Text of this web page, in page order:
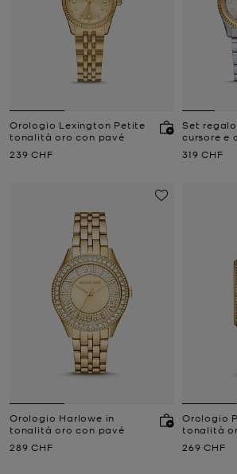
Orologio Lexington Petite
tonalità oro con pavé
Prezzo attuale
239 CHF
Set
cursore e
pavé
Prezzo
319 CHF
Orologio Harlowe in
tonalità oro con pavé
Prezzo attuale
289 CHF
Orologio
tonalità
Prezzo
269 CHF